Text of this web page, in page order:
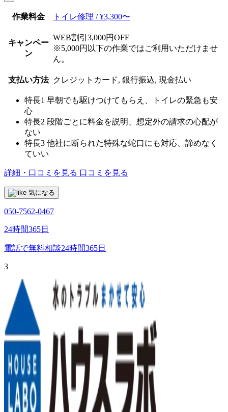
作業料金 トイレ修理 / ¥3,300〜
キャンペー
ン
WEB割引3,000円OFF
※5,000円以下の作業ではご利用いただけませ
ん。
支払い方法 クレジットカード, 銀行振込, 現金払い
特長1 早朝でも駆けつけてもらえ、トイレの緊急も安
心
特長2 段階ごとに料金を説明、想定外の請求の心配が
ない
特長3 他社に断られた特殊な蛇口にも対応、諦めなく
ていい
詳細・口コミを見る 口コミを見る
気になる
050-7562-0467
24時間365日
電話で無料相談24時間365日
3